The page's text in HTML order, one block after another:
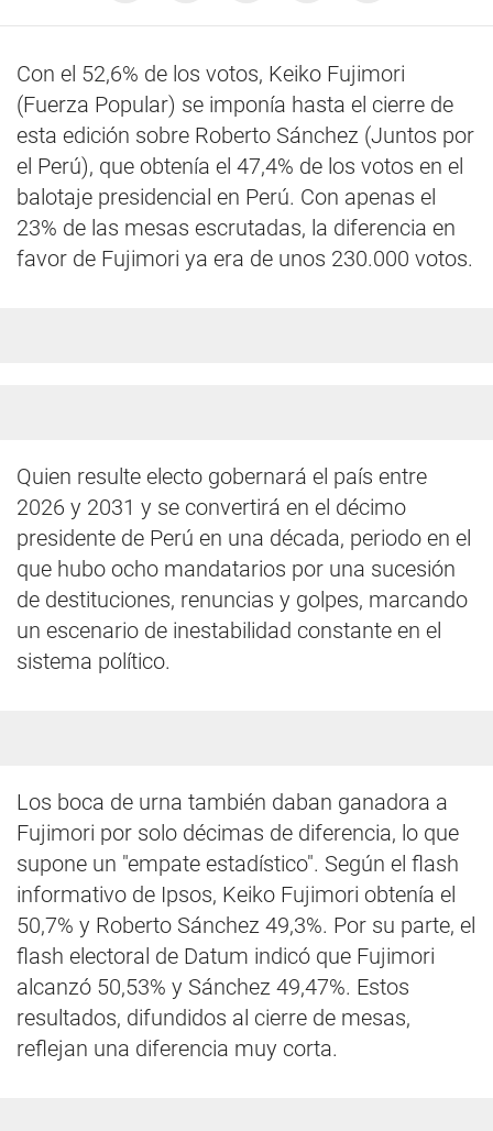
Con el 52,6% de los votos, Keiko Fujimori
(Fuerza Popular) se imponía hasta el cierre de
esta edición sobre Roberto Sánchez (Juntos por
el Perú), que obtenía el 47,4% de los votos en el
balotaje presidencial en Perú. Con apenas el
23% de las mesas escrutadas, la diferencia en
favor de Fujimori ya era de unos 230.000 votos.
Quien resulte electo gobernará el país entre
2026 y 2031 y se convertirá en el décimo
presidente de Perú en una década, periodo en el
que hubo ocho mandatarios por una sucesión
de destituciones, renuncias y golpes, marcando
un escenario de inestabilidad constante en el
sistema político.
Los boca de urna también daban ganadora a
Fujimori por solo décimas de diferencia, lo que
supone un "empate estadístico". Según el flash
informativo de Ipsos, Keiko Fujimori obtenía el
50,7% y Roberto Sánchez 49,3%. Por su parte, el
flash electoral de Datum indicó que Fujimori
alcanzó 50,53% y Sánchez 49,47%. Estos
resultados, difundidos al cierre de mesas,
reflejan una diferencia muy corta.